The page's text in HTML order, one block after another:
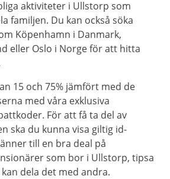
aktiviteter i Ullstorp som
familjen. Du kan också söka
Köpenhamn i Danmark,
eller Oslo i Norge för att hitta
15 och 75% jämfört med de
med våra exklusiva
För att få ta del av
ska du kunna visa giltig id-
till en bra deal på
som bor i Ullstorp, tipsa
dela det med andra.